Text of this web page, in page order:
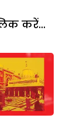
करें...